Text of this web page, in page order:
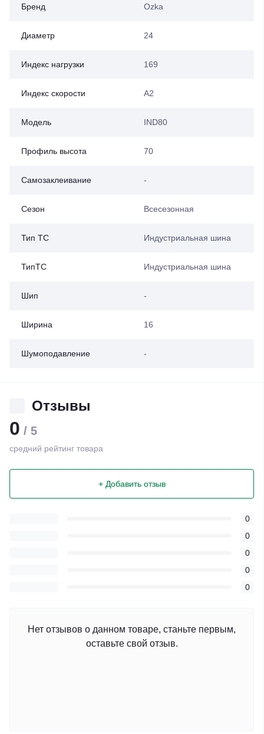
Бренд Ozka
Диаметр 24
Индекс нагрузки 169
Индекс скорости A2
Модель IND80
Профиль высота 70
Самозаклеивание -
Сезон Всесезонная
Тип ТС Индустриальная шина
ТипТС Индустриальная шина
Шип -
Ширина 16
Шумоподавление -
Отзывы
0 / 5
средний рейтинг товара
+ Добавить отзыв
0
0
0
0
0
Нет отзывов о данном товаре, станьте первым,
оставьте свой отзыв.